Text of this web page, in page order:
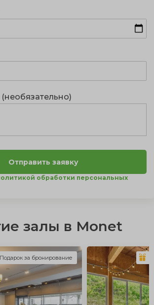
обработки персональных
залы в Monet
Подарок за бронирование